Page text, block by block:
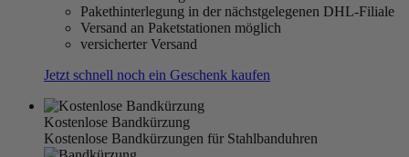
Pakethinterlegung in der nächstgelegenen DHL-Filiale
Versand an Paketstationen möglich
versicherter Versand
Jetzt schnell noch ein Geschenk kaufen
Kostenlose Bandkürzung
Kostenlose Bandkürzungen für Stahlbanduhren